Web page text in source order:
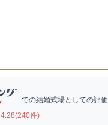
での結婚式場としての評価
4.28(240件)